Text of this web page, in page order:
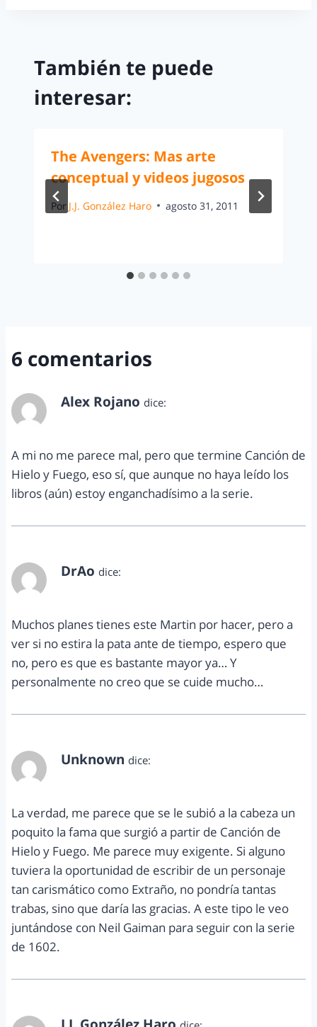
También te puede
interesar:
The Avengers: Mas arte
conceptual y videos jugosos
Por J.J. González Haro agosto 31, 2011
6 comentarios
Alex Rojano dice:
A mi no me parece mal, pero que termine Canción de
Hielo y Fuego, eso sí, que aunque no haya leído los
libros (aún) estoy enganchadísimo a la serie.
DrAo dice:
Muchos planes tienes este Martin por hacer, pero a
ver si no estira la pata ante de tiempo, espero que
no, pero es que es bastante mayor ya… Y
personalmente no creo que se cuide mucho…
Unknown dice:
La verdad, me parece que se le subió a la cabeza un
poquito la fama que surgió a partir de Canción de
Hielo y Fuego. Me parece muy exigente. Si alguno
tuviera la oportunidad de escribir de un personaje
tan carismático como Extraño, no pondría tantas
trabas, sino que daría las gracias. A este tipo le veo
juntándose con Neil Gaiman para seguir con la serie
de 1602.